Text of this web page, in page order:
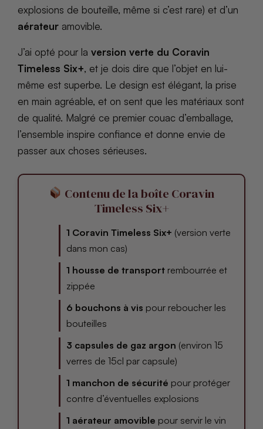
explosions de bouteille, même si c’est rare) et d’un
aérateur amovible.
J’ai opté pour la version verte du Coravin
Timeless Six+, et je dois dire que l’objet en lui-
même est superbe. Le design est élégant, la prise
en main agréable, et on sent que les matériaux sont
de qualité. Malgré ce premier couac d’emballage,
l’ensemble inspire confiance et donne envie de
passer aux choses sérieuses.
Contenu de la boîte Coravin
Timeless Six+
1 Coravin Timeless Six+ (version verte
dans mon cas)
1 housse de transport rembourrée et
zippée
6 bouchons à vis pour reboucher les
bouteilles
3 capsules de gaz argon (environ 15
verres de 15cl par capsule)
1 manchon de sécurité pour protéger
contre d’éventuelles explosions
1 aérateur amovible pour servir le vin